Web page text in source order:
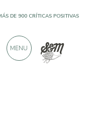
DE 900 CRÍTICAS POSITIVAS
MENU